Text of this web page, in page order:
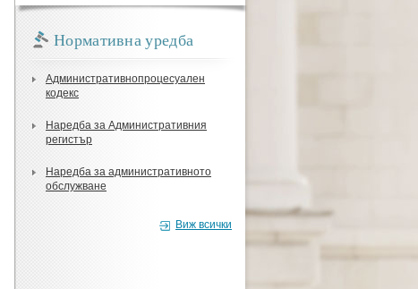
Нормативна уредба
Административнопроцесуален
кодекс
Наредба за Административния
регистър
Наредба за административното
обслужване
Виж всички